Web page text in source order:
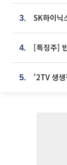
3.
4.
5.